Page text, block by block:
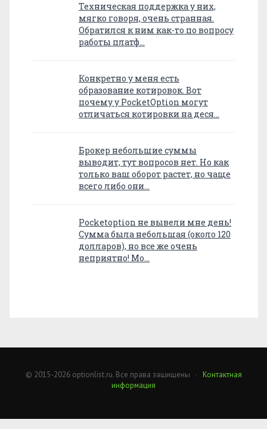
Техническая поддержка у них,
мягко говоря, очень странная.
Обратился к ним как-то по вопросу
работы платф…
Конкретно у меня есть
образование котировок. Вот
почему у PocketOption могут
отличаться котировки на деся…
Брокер небольшие суммы
выводит, тут вопросов нет. Но как
только ваш оборот растет, но чаще
всего либо они…
Pocketoption не вывели мне день!
Сумма была небольшая (около 120
долларов), но все же очень
неприятно! Мо…
© 2015-2026 optionlist.ru. Все права защищены · Контактная
информация